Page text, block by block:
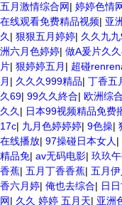
五月激情综合网| 婷婷色情
在线观看免费精品视频| 亚
久 | 狠狠五月婷婷| 久久九
洲六月色婷婷| 做A爰片久
片| 狠婷婷五月 | 超碰
月 | 久久久999精品| 丁香五
久69| 99久久終合| 欧洲综
久久 | 日本99视频精品免费
17c| 九月色婷婷婷| 9色操|
在线播放| 97操碰日本女人 |
精品免| av无码电影| 玖玖
香蕉| 五月丁香香蕉| 五月
香六月婷| 俺也去综合| 日
网| 久久 婷婷 五月天| 亚洲